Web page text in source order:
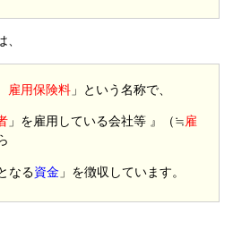
雇用保険料 」という名称で、
」を雇用している会社等 』（≒雇
なる資金 」を徴収しています。